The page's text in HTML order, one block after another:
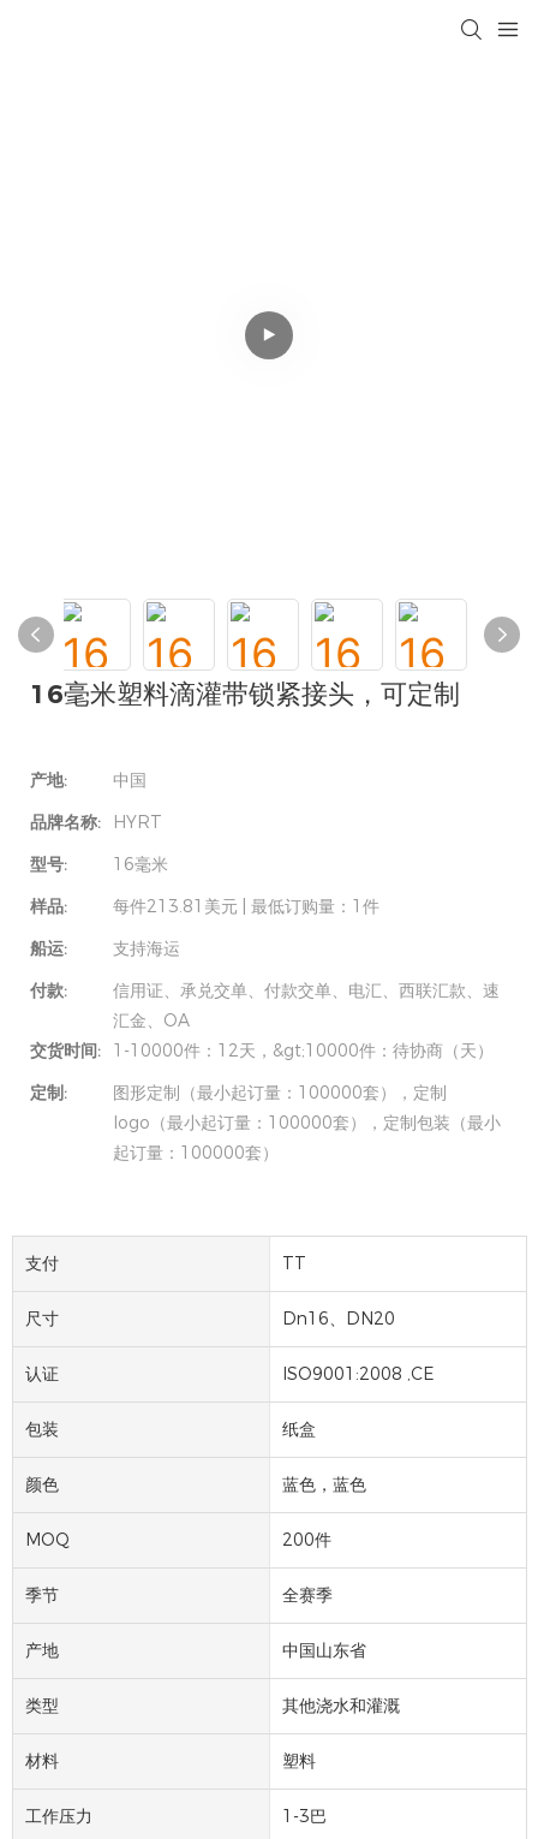
16毫米塑料滴灌带锁紧接头，可定制
产地:
中国
品牌名称:
HYRT
型号:
16毫米
样品:
每件213.81美元 | 最低订购量：1件
船运:
支持海运
付款:
信用证、承兑交单、付款交单、电汇、西联汇款、速
汇金、OA
交货时间:
1-10000件：12天，&gt;10000件：待协商（天）
定制:
图形定制（最小起订量：100000套），定制
logo（最小起订量：100000套），定制包装（最小
起订量：100000套）
支付 TT
尺寸 Dn16、DN20
认证 ISO9001:2008 ,CE
包装 纸盒
颜色 蓝色，蓝色
MOQ 200件
季节 全赛季
产地 中国山东省
类型 其他浇水和灌溉
材料 塑料
工作压力 1-3巴